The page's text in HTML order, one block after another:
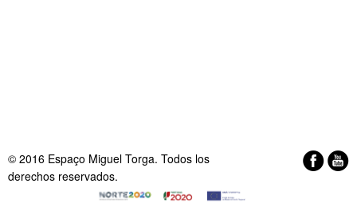
© 2016 Espaço Miguel Torga. Todos los
derechos reservados.